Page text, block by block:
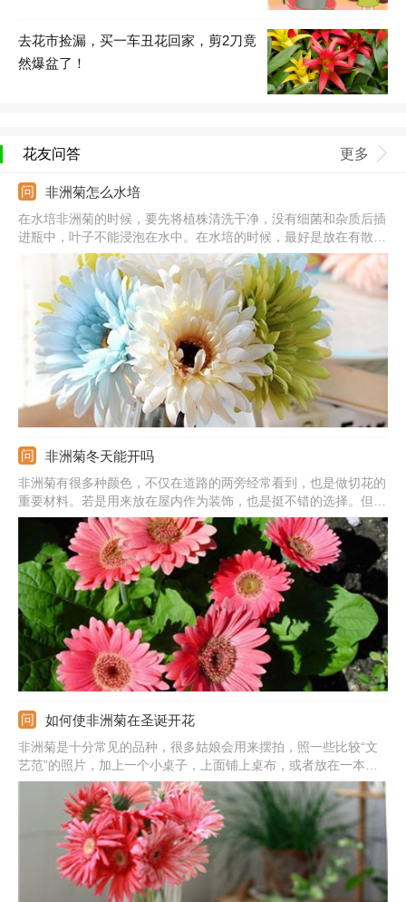
去花市捡漏，买一车丑花回家，剪2刀竟
然爆盆了！
花友问答 更多
非洲菊怎么水培
在水培非洲菊的时候，要先将植株清洗干净，没有细菌和杂质后插
进瓶中，叶子不能浸泡在水中。在水培的时候，最好是放在有散射
太阳光的地方养护，并且及时换水。在换水的同时，要适当清洗容
器的内壁，以及植株的根系，发现腐烂的后要用消毒的剪刀剪除。
非洲菊冬天能开吗
非洲菊有很多种颜色，不仅在道路的两旁经常看到，也是做切花的
重要材料。若是用来放在屋内作为装饰，也是挺不错的选择。但是
到了温度比较低的时间，这种花还能开吗？冬天的时候会不会凋落
呢？很多还没有尝试种植这种花的朋友会遇到这样的问题，小编也
是特意去找了一下答案，来看看吧。
如何使非洲菊在圣诞开花
非洲菊是十分常见的品种，很多姑娘会用来摆拍，照一些比较“文
艺范”的照片，加上一个小桌子，上面铺上桌布，或者放在一本书
上面，分分钟就是一部文艺大片啊！但是自己家有种植这种花的
话，一定不会舍得把它们摘下来摆拍的，不过有一个清新一点的花
盆，整盆来做造型摆拍也是不错的选择啊，那么它们到底什么时候
会开呢？来看看吧。